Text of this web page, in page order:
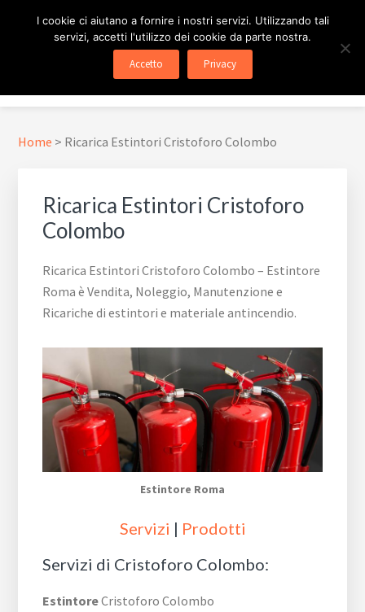
pagina
ESTINTORE ROMA
In Tutta Roma E Provincia
Menu
Home > Ricarica Estintori Cristoforo Colombo
Ricarica Estintori Cristoforo
Colombo
Ricarica Estintori Cristoforo Colombo – Estintore
Roma è Vendita, Noleggio, Manutenzione e
Ricariche di estintori e materiale antincendio.
Estintore Roma
Servizi | Prodotti
Servizi di Cristoforo Colombo:
EstintoreCristoforo Colombo
I cookie ci aiutano a fornire i nostri servizi. Utilizzando tali
servizi, accetti l'utilizzo dei cookie da parte nostra.
Accetto Privacy